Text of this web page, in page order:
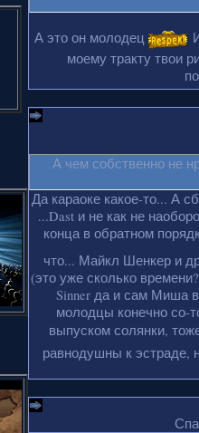
А это он молодец
моему тракту твои
А чем собственно не
Да караоке какое-то... А
...Dast и не как не
конца в обратном
что... Майкл Шенкер и
(это уже сколько
Sinner да и сам Миша
молодцы конечно со-
выпуском солянки,
равнодушны к эстраде,